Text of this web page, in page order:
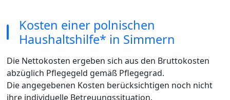
Kosten einer polnischen
Haushaltshilfe* in Simmern
Die Nettokosten ergeben sich aus den Bruttokosten
abzüglich Pflegegeld gemäß Pflegegrad.
Die angegebenen Kosten berücksichtigen noch nicht
ihre individuelle Betreuungssituation.